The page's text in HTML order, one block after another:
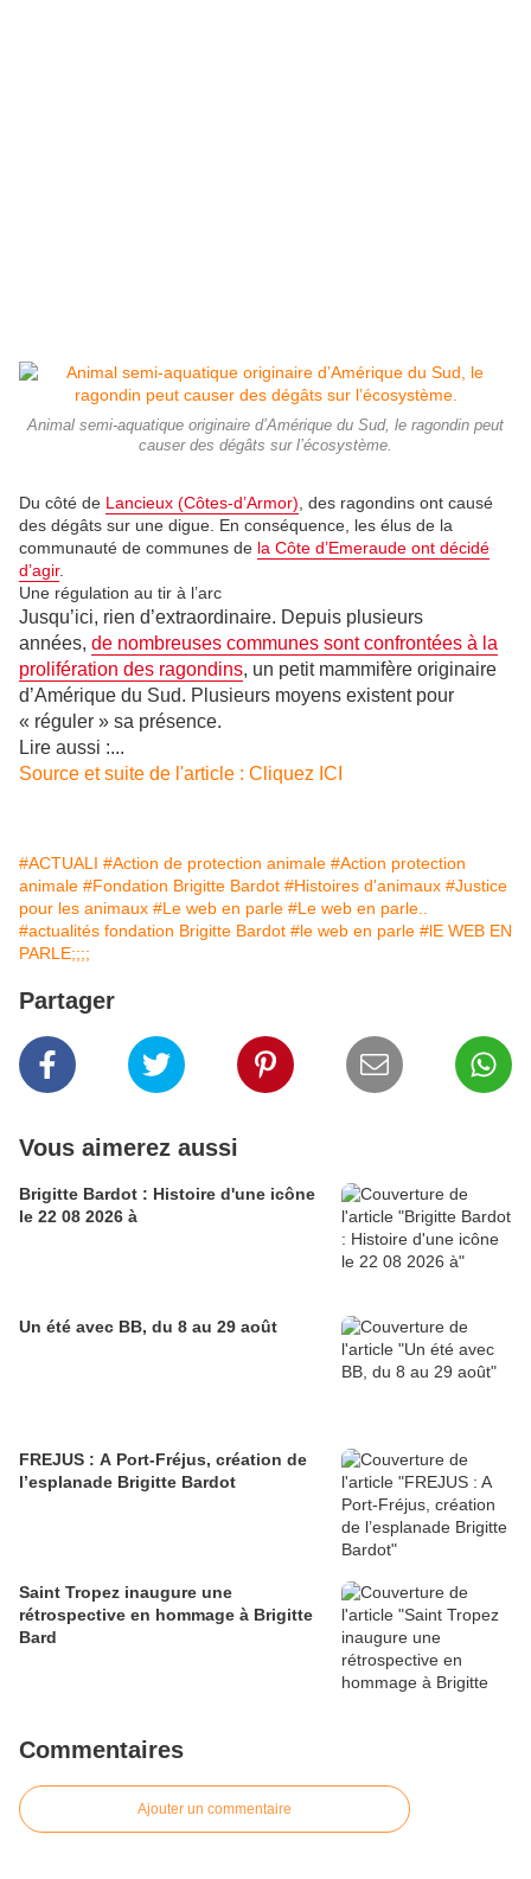
Animal semi-aquatique originaire d’Amérique du Sud, le ragondin peut
causer des dégâts sur l’écosystème.
Du côté de Lancieux (Côtes-d’Armor) , des ragondins ont causé
des dégâts sur une digue. En conséquence, les élus de la
communauté de communes de la Côte d’Emeraude ont décidé
d’agir.
Une régulation au tir à l’arc
Jusqu’ici, rien d’extraordinaire. Depuis plusieurs
années, de nombreuses communes sont confrontées à la
prolifération des ragondins, un petit mammifère originaire
d’Amérique du Sud. Plusieurs moyens existent pour
« réguler » sa présence.
Lire aussi :...
Source et suite de l'article : Cliquez ICI
#ACTUALI #Action de protection animale #Action protection
animale #Fondation Brigitte Bardot #Histoires d'animaux #Justice
pour les animaux #Le web en parle #Le web en parle..
#actualités fondation Brigitte Bardot #le web en parle #lE WEB EN
PARLE;;;;
Partager
Vous aimerez aussi
Brigitte Bardot : Histoire d'une icône
le 22 08 2026 à
Un été avec BB, du 8 au 29 août
FREJUS : A Port-Fréjus, création de
l’esplanade Brigitte Bardot
Saint Tropez inaugure une
rétrospective en hommage à Brigitte
Bard
Commentaires
Ajouter un commentaire